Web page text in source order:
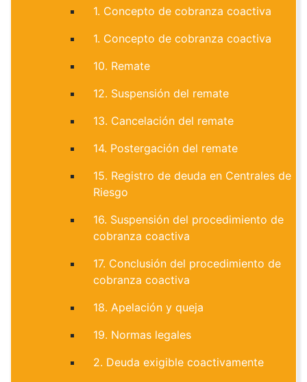
1. Concepto de cobranza coactiva
1. Concepto de cobranza coactiva
10. Remate
12. Suspensión del remate
13. Cancelación del remate
14. Postergación del remate
15. Registro de deuda en Centrales de
Riesgo
16. Suspensión del procedimiento de
cobranza coactiva
17. Conclusión del procedimiento de
cobranza coactiva
18. Apelación y queja
19. Normas legales
2. Deuda exigible coactivamente